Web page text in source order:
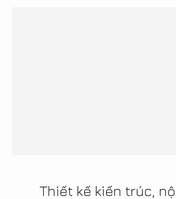
Thiết kế kiến trúc,